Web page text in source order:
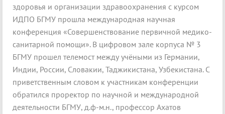
здоровья и организации здравоохранения с курсом
ИДПО БГМУ прошла международная научная
конференция «Совершенствование первичной медико-
санитарной помощи». В цифровом зале корпуса № 3
БГМУ прошел телемост между учёными из Германии,
Индии, России, Словакии, Таджикистана, Узбекистана. С
приветственным словом к участникам конференции
обратился проректор по научной и международной
деятельности БГМУ, д.ф-м.н., профессор Ахатов